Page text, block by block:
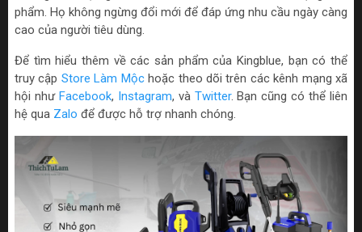
phẩm. Họ không ngừng đổi mới để đáp ứng nhu cầu ngày càng
cao của người tiêu dùng.
Để tìm hiểu thêm về các sản phẩm của Kingblue, bạn có thể
truy cập Store Làm Mộchoặc theo dõi trên các kênh mạng xã
hội như Facebook, Instagram, và Twitter. Bạn cũng có thể liên
hệ qua Zalo để được hỗ trợ nhanh chóng.